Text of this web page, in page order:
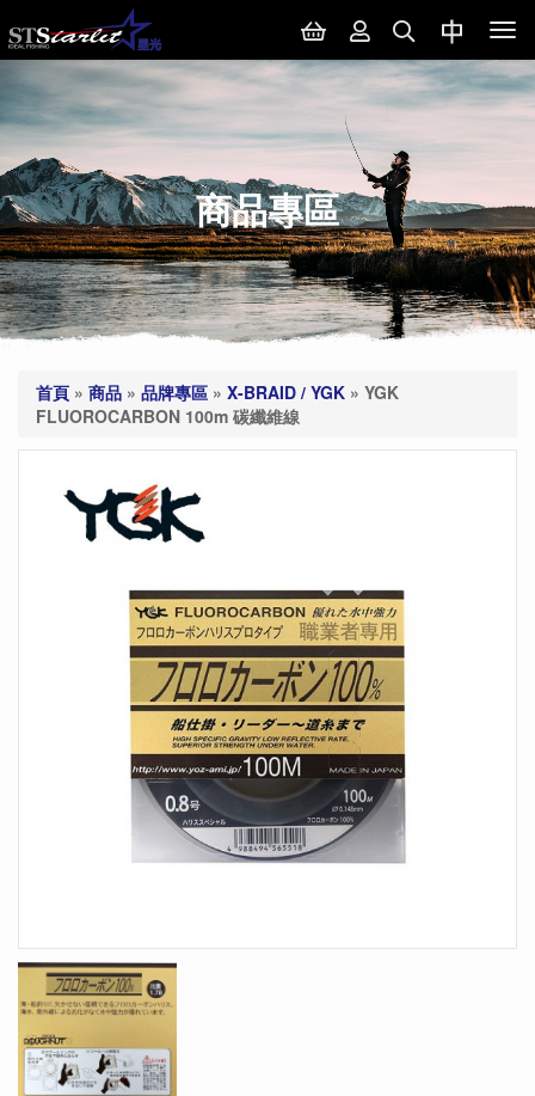
商品專區
首頁 » 商品 » 品牌專區 » X-BRAID / YGK » YGK
FLUOROCARBON 100m 碳纖維線